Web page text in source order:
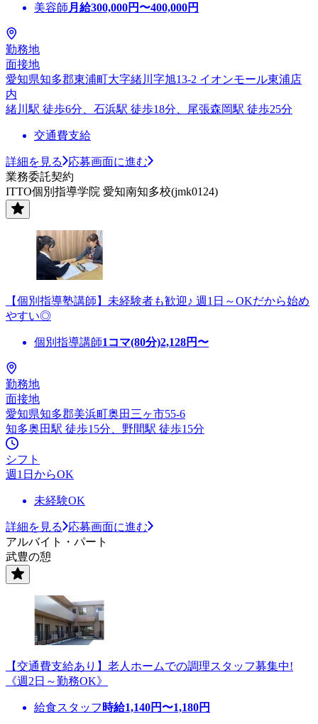
美容師 月給300,000円〜400,000円
勤務地
面接地
愛知県知多郡東浦町大字緒川字旭13-2 イオンモール東浦店
内
緒川駅 徒歩6分、石浜駅 徒歩18分、尾張森岡駅 徒歩25分
交通費支給
詳細を見る
応募画面に進む
業務委託契約
ITTO個別指導学院 愛知南知多校(jmk0124)
【個別指導塾講師】未経験者も歓迎♪ 週1日～OKだから始め
やすい◎
個別指導講師1コマ(80分)2,128円〜
勤務地
面接地
愛知県知多郡美浜町奥田三ヶ市55-6
知多奥田駅 徒歩15分、野間駅 徒歩15分
シフト
週1日からOK
未経験OK
詳細を見る
応募画面に進む
アルバイト・パート
武豊の憩
【交通費支給あり】老人ホームでの調理スタッフ募集中!
《週2日～勤務OK》
給食スタッフ 時給1,140円〜1,180円